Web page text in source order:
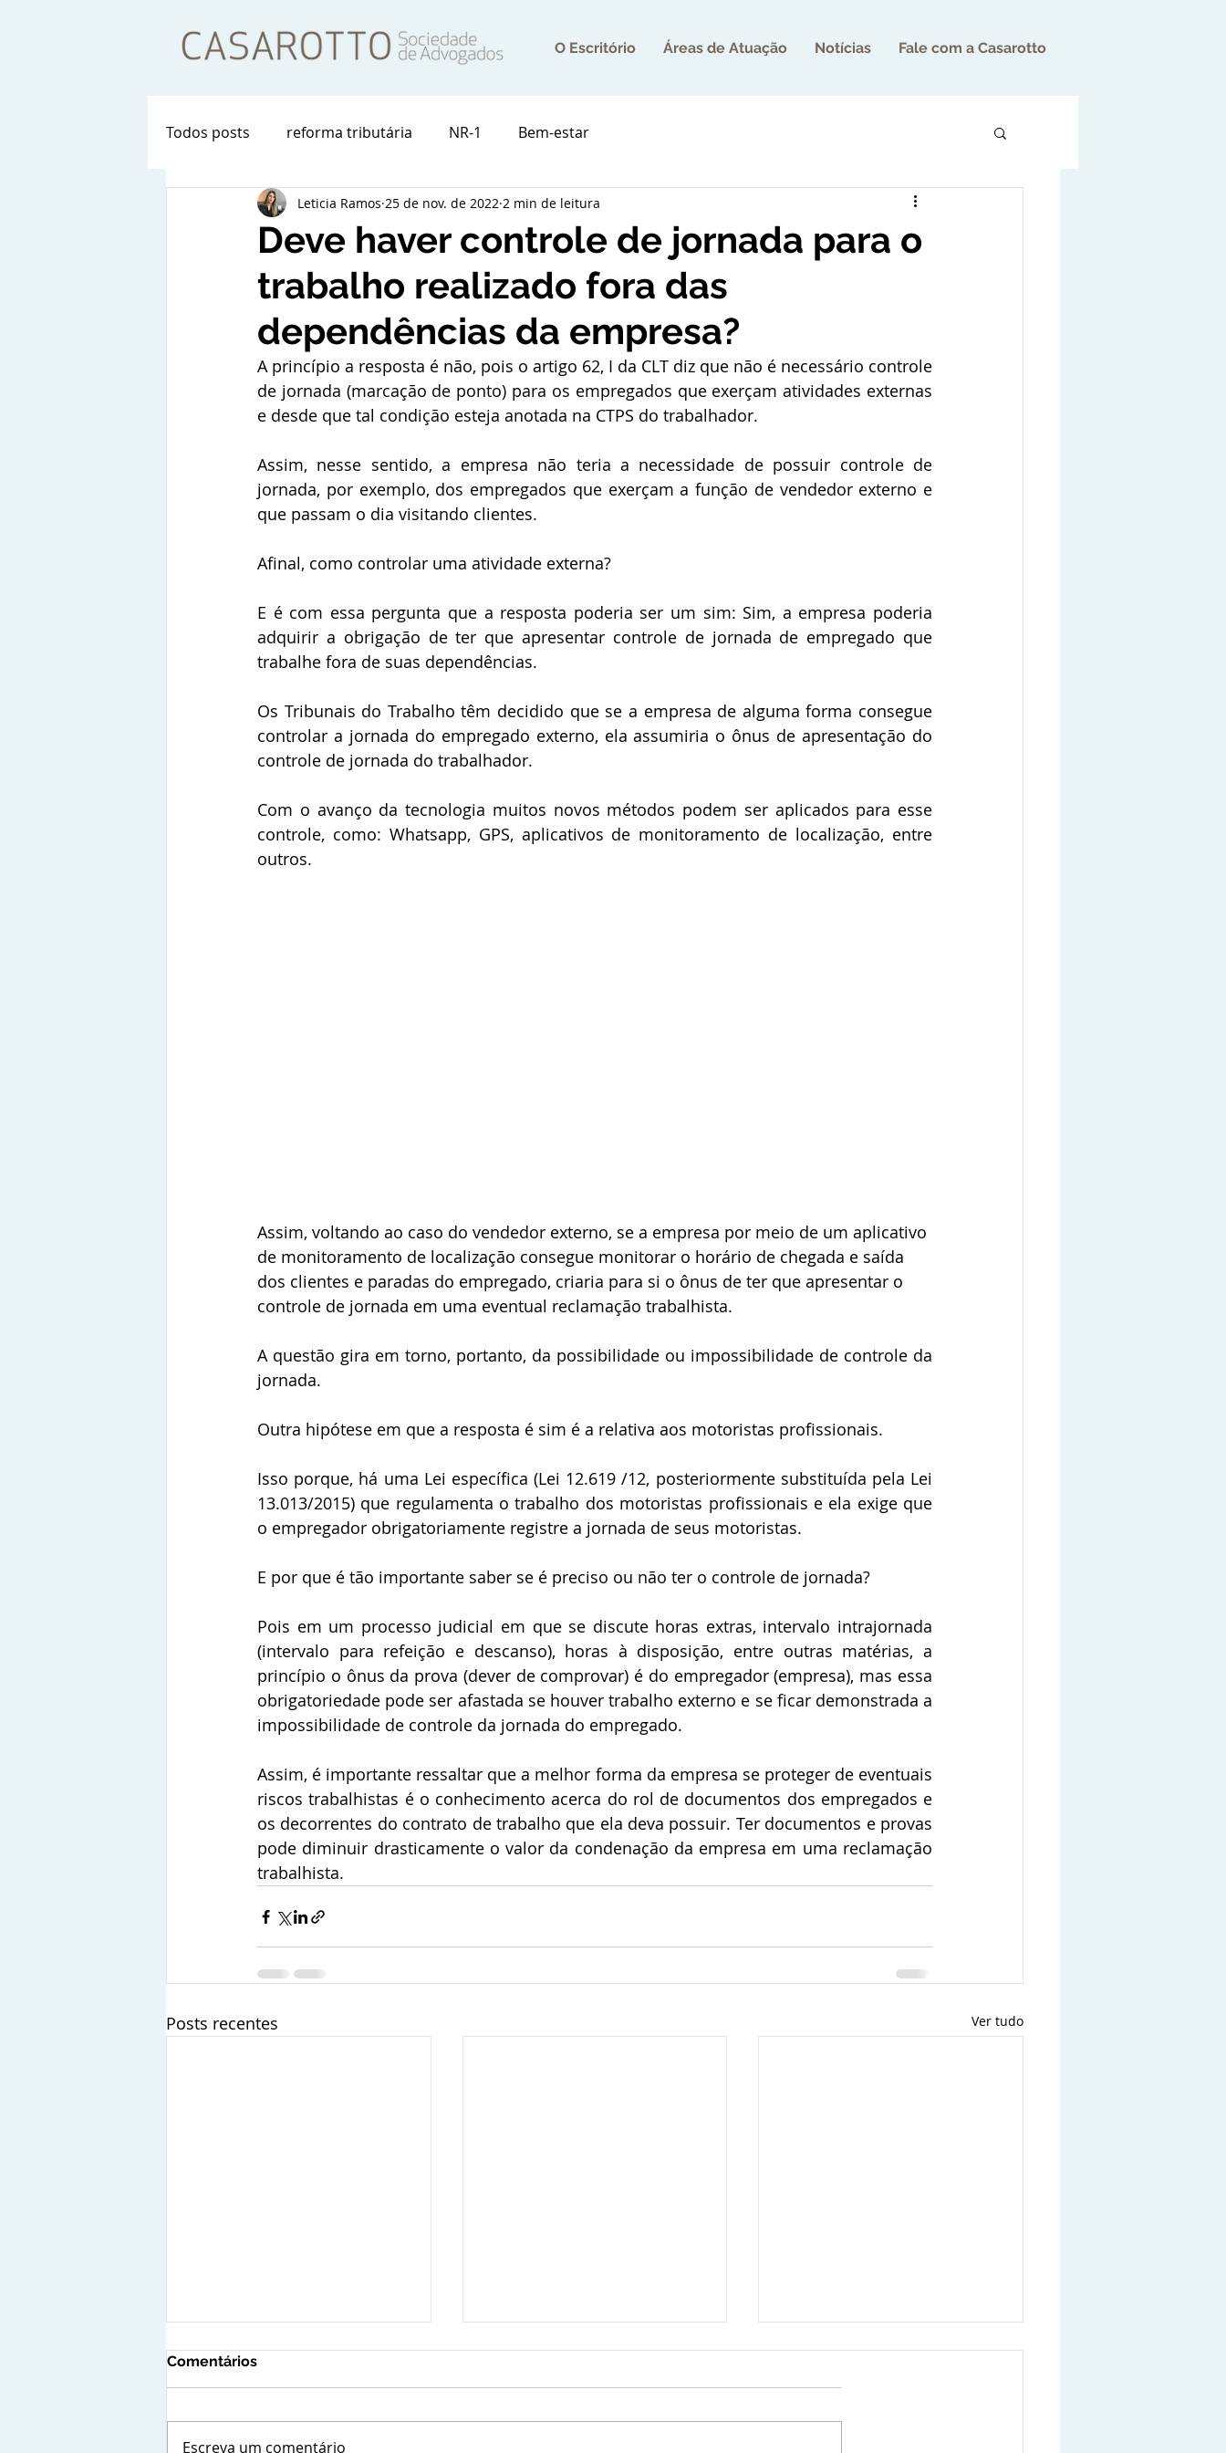
O Escritório Áreas de Atuação Notícias Fale com a Casarotto
Todos posts reforma tributária NR-1 Bem-estar
Deve haver controle de jornada para o
trabalho realizado fora das
dependências da empresa?
Leticia Ramos 25 de nov. de 2022 2 min de leitura
A princípio a resposta é não, pois o artigo 62, I da CLT diz que não é necessário controle
de jornada (marcação de ponto) para os empregados que exerçam atividades externas
e desde que tal condição esteja anotada na CTPS do trabalhador.
Assim, nesse sentido, a empresa não teria a necessidade de possuir controle de
jornada, por exemplo, dos empregados que exerçam a função de vendedor externo e
que passam o dia visitando clientes.
Afinal, como controlar uma atividade externa?
E é com essa pergunta que a resposta poderia ser um sim: Sim, a empresa poderia
adquirir a obrigação de ter que apresentar controle de jornada de empregado que
trabalhe fora de suas dependências.
Os Tribunais do Trabalho têm decidido que se a empresa de alguma forma consegue
controlar a jornada do empregado externo, ela assumiria o ônus de apresentação do
controle de jornada do trabalhador.
Com o avanço da tecnologia muitos novos métodos podem ser aplicados para esse
controle, como: Whatsapp, GPS, aplicativos de monitoramento de localização, entre
outros.
Assim, voltando ao caso do vendedor externo, se a empresa por meio de um aplicativo
de monitoramento de localização consegue monitorar o horário de chegada e saída
dos clientes e paradas do empregado, criaria para si o ônus de ter que apresentar o
controle de jornada em uma eventual reclamação trabalhista.
A questão gira em torno, portanto, da possibilidade ou impossibilidade de controle da
jornada.
Outra hipótese em que a resposta é sim é a relativa aos motoristas profissionais.
Isso porque, há uma Lei específica (Lei 12.619 /12, posteriormente substituída pela Lei
13.013/2015) que regulamenta o trabalho dos motoristas profissionais e ela exige que
o empregador obrigatoriamente registre a jornada de seus motoristas.
E por que é tão importante saber se é preciso ou não ter o controle de jornada?
Pois em um processo judicial em que se discute horas extras, intervalo intrajornada
(intervalo para refeição e descanso), horas à disposição, entre outras matérias, a
princípio o ônus da prova (dever de comprovar) é do empregador (empresa), mas essa
obrigatoriedade pode ser afastada se houver trabalho externo e se ficar demonstrada a
impossibilidade de controle da jornada do empregado.
Assim, é importante ressaltar que a melhor forma da empresa se proteger de eventuais
riscos trabalhistas é o conhecimento acerca do rol de documentos dos empregados e
os decorrentes do contrato de trabalho que ela deva possuir. Ter documentos e provas
pode diminuir drasticamente o valor da condenação da empresa em uma reclamação
trabalhista.
Posts recentes Ver tudo
Comentários
Escreva um comentário